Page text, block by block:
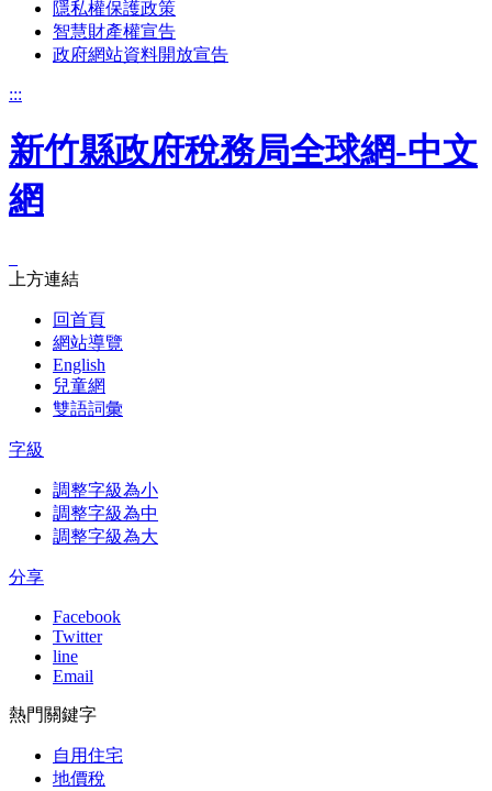
隱私權保護政策
智慧財產權宣告
政府網站資料開放宣告
:::
新竹縣政府稅務局全球網-中文
網
上方連結
回首頁
網站導覽
English
兒童網
雙語詞彙
字級
調整字級為小
調整字級為中
調整字級為大
分享
Facebook
Twitter
line
Email
熱門關鍵字
自用住宅
地價稅